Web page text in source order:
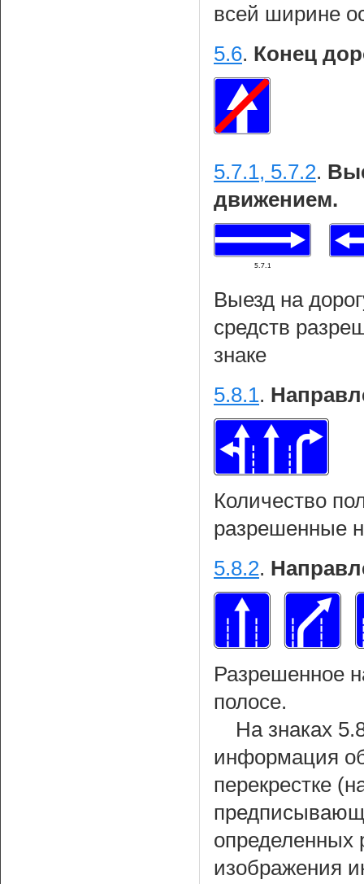
всей ширине
5.6. Конец
5.7.1, 5.7.2.
движением.
Выезд на
средств
знаке
5.8.1.
Количество
разрешенные
5.8.2.
Разрешенное
полосе.
На знаках
информация
перекрестке
определенных
изображения